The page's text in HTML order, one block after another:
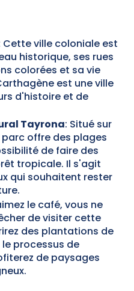
Cette ville coloniale est
historique, ses rues
colorées et sa vie
est une ville
d'histoire et de
Tayrona: Situé sur
offre des plages
de faire des
tropicale. Il s'agit
qui souhaitent rester
le café, vous ne
de visiter cette
des plantations de
processus de
de paysages